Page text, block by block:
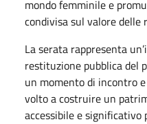
mondo femminile e
condivisa sul valore delle
La serata rappresenta
restituzione pubblica del
un momento di incontro
volto a costruire un
accessibile e